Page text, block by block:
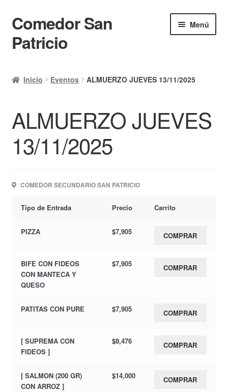
Ir
a
la
Ir
al
contenido
Comedor San
Patricio
Menú
Calendario
Mi cuenta
Ayuda Rapida
Finalizar compra
Inicio Eventos ALMUERZO JUEVES 13/11/2025
ALMUERZO JUEVES
13/11/2025
COMEDOR SECUNDARIO SAN PATRICIO
Tipo de Entrada Precio Carrito
PIZZA $7,905 COMPRAR
BIFE CON FIDEOS
CON MANTECA Y
QUESO
$7,905 COMPRAR
PATITAS CON PURE $7,905 COMPRAR
[ SUPREMA CON
FIDEOS ]
$8,476 COMPRAR
[ SALMON (200 GR)
CON ARROZ ]
$14,000 COMPRAR